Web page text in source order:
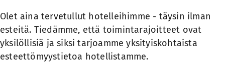
Olet aina tervetullut hotelleihimme - täysin ilman
esteitä. Tiedämme, että toimintarajoitteet ovat
yksilöllisiä ja siksi tarjoamme yksityiskohtaista
esteettömyystietoa hotellistamme.